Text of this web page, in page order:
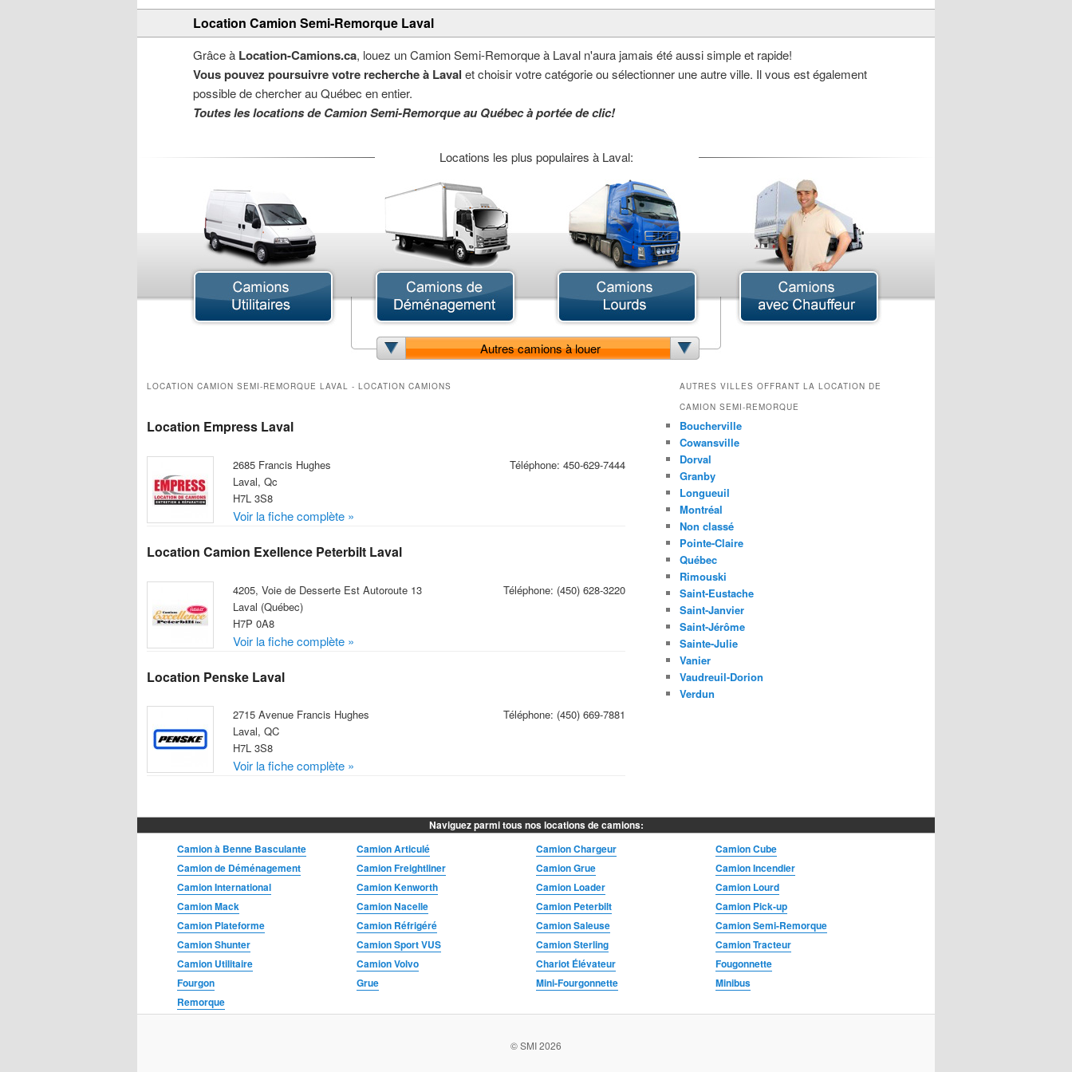
Location Camion Semi-Remorque Laval
Grâce à Location-Camions.ca, louez un Camion Semi-Remorque à Laval n'aura jamais été aussi simple et rapide!
Vous pouvez poursuivre votre recherche à Laval et choisir votre catégorie ou sélectionner une autre ville. Il vous est également
possible de chercher au Québec en entier.
Toutes les locations de Camion Semi-Remorque au Québec à portée de clic!
Locations les plus populaires à Laval:
Autres camions à louer
Camion Articulé
Camion Chargeur
Camion Nacelle
Camion Pick-up
Camion Semi-Remorque
Camion Sport VUS
Chariot Élévateur
Fougonnette
Minibus
LOCATION CAMION SEMI-REMORQUE LAVAL - LOCATION CAMIONS
Location Empress Laval
Téléphone: 450-629-7444
2685 Francis Hughes
Laval, Qc
H7L 3S8
Voir la fiche complète »
Location Camion Exellence Peterbilt Laval
Téléphone: (450) 628-3220
4205, Voie de Desserte Est Autoroute 13
Laval (Québec)
H7P 0A8
Voir la fiche complète »
Location Penske Laval
Téléphone: (450) 669-7881
2715 Avenue Francis Hughes
Laval, QC
H7L 3S8
Voir la fiche complète »
AUTRES VILLES OFFRANT LA LOCATION DE
CAMION SEMI-REMORQUE
Boucherville
Cowansville
Dorval
Granby
Longueuil
Montréal
Non classé
Pointe-Claire
Québec
Rimouski
Saint-Eustache
Saint-Janvier
Saint-Jérôme
Sainte-Julie
Vanier
Vaudreuil-Dorion
Verdun
Naviguez parmi tous nos locations de camions:
Camion à Benne Basculante
Camion Articulé Camion Chargeur
Camion Cube
Camion de Déménagement
Camion Freightliner Camion Grue
Camion Incendier
Camion International
Camion Kenworth Camion Loader
Camion Lourd
Camion Mack
Camion Nacelle Camion Peterbilt
Camion Pick-up
Camion Plateforme
Camion Réfrigéré Camion Saleuse
Camion Semi-Remorque
Camion Shunter
Camion Sport VUS Camion Sterling
Camion Tracteur
Camion Utilitaire
Camion Volvo Chariot Élévateur
Fougonnette
Fourgon
Grue Mini-Fourgonnette
Minibus
Remorque
© SMI 2026